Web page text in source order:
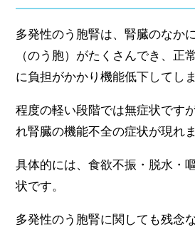
多発性のう胞腎は、腎臓のなか
（のう胞）がたくさんでき、正
に負担がかかり機能低下してし
程度の軽い段階では無症状です
れ腎臓の機能不全の症状が現れま
具体的には、食欲不振・脱水・
状です。
多発性のう胞腎に関しても残念